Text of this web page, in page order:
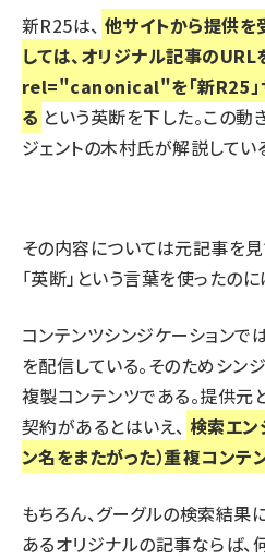
新R25は、 他サイトから提供
しては、オリジナル記事のURL
rel="canonical"を「新R25」
る という英断を下した。この動
ジェントの木村氏が解説してい
その内容については元記事を見
「英断」という言葉を使ったの
コンテンツシンジケーションで
を配信している。そのためシン
複製コンテンツである。提供元
契約があるとはいえ、 検索エン
ン名をまたがった）重複コンテ
もちろん、グーグルの検索結
あるオリジナルの記事ならば、